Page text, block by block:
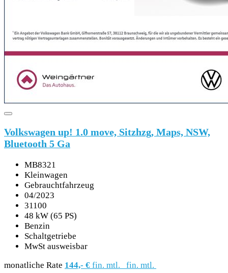
Volkswagen up! 1.0 move, Sitzhzg, Maps, NSW,
Bluetooth 5 Ga
MB8321
Kleinwagen
Gebrauchtfahrzeug
04/2023
31100
48 kW (65 PS)
Benzin
Schaltgetriebe
MwSt ausweisbar
monatliche Rate 144,- € fin. mtl. fin. mtl.